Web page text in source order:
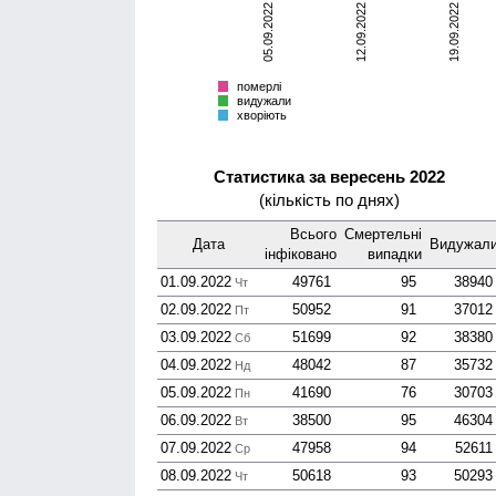
видужали05.09.2022 12.09.2022 19.09.2022
померлі
видужали
хворіють
Статистика за вересень 2022
(кількість по днях)
Дата
Всього
інфі­ковано
Смер­тельні
випадки
01.09.2022 Чт 49761 95
38940
02.09.2022 Пт 50952 91
37012
03.09.2022 Сб 51699 92
38380
04.09.2022 Нд 48042 87
35732
05.09.2022 Пн 41690 76
30703
06.09.2022 Вт 38500 95
46304
07.09.2022 Ср 47958 94
52611
08.09.2022 Чт 50618 93
50293